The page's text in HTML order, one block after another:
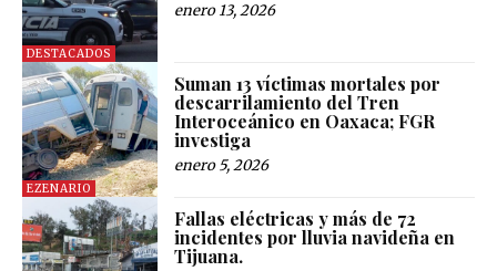
DESTACADOS
enero 13, 2026
EZENARIO
Suman 13 víctimas mortales por
descarrilamiento del Tren
Interoceánico en Oaxaca; FGR
investiga
enero 5, 2026
Fallas eléctricas y más de 72
incidentes por lluvia navideña en
Tijuana.